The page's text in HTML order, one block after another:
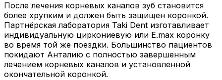
После лечения корневых каналов зуб становится
более хрупким и должен быть защищен коронкой.
Партнёрская лаборатория Taki Dent изготавливает
индивидуальную циркониевую или E.max коронку
во время той же поездки. Большинство пациентов
покидают Анталию с полностью завершенным
лечением корневых каналов и установленной
окончательной коронкой.